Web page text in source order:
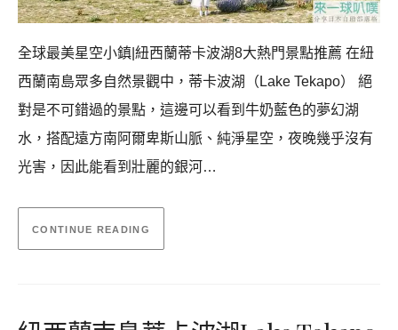
全球最美星空小鎮|紐西蘭蒂卡波湖8大熱門景點推薦 在紐
西蘭南島眾多自然景觀中，蒂卡波湖（Lake Tekapo） 絕
對是不可錯過的景點，這邊可以看到牛奶藍色的夢幻湖
水，搭配遠方南阿爾卑斯山脈、純淨星空，夜晚幾乎沒有
光害，因此能看到壯麗的銀河…
CONTINUE READING